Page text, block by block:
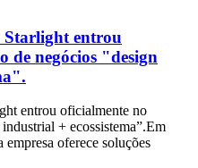
Starlight entrou
de negócios "design
entrou oficialmente no
+ ecossistema”.Em
oferece soluções